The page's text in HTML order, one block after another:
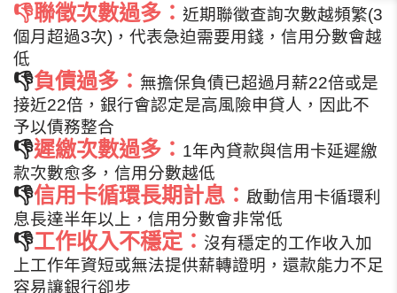
👎聯徵次數過多： 近期聯徵查詢次數越頻繁(3
個月超過3次)，代表急迫需要用錢，信用分數會越
低
👎負債過多： 無擔保負債已超過月薪22倍或是
接近22倍，銀行會認定是高風險申貸人，因此不
予以債務整合
👎遲繳次數過多： 1年內貸款與信用卡延遲繳
款次數愈多，信用分數越低
👎信用卡循環長期計息： 啟動信用卡循環利
息長達半年以上，信用分數會非常低
👎工作收入不穩定： 沒有穩定的工作收入加
上工作年資短或無法提供薪轉證明，還款能力不足
容易讓銀行卻步